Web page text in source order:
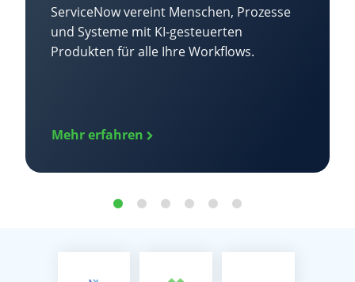
ServiceNow vereint Menschen, Prozesse
und Systeme mit KI-gesteuerten
Produkten für alle Ihre Workflows.
Mehr erfahren